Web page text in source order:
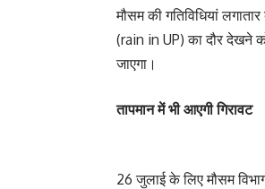
मौसम की गतिविधियां
(rain in UP) का दौर देखने
जाएगा।
तापमान में भी आएगी गिरावट
26 जुलाई के लिए मौसम